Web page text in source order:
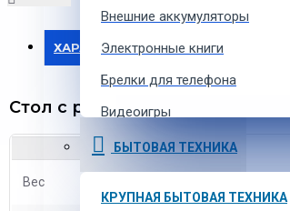
Внешние аккумуляторы
Электронные книги
Брелки для телефона
Видеоигры
Ремешки для умных часов
Аксессуары для экшн-камер
БЫТОВАЯ ТЕХНИКА
КРУПНАЯ БЫТОВАЯ ТЕХНИКА
ХАРАКТЕРИСТИКИ
Стол с разметкой AEG AU1000
Вес